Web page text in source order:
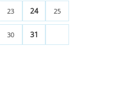
23 24 25
30 31